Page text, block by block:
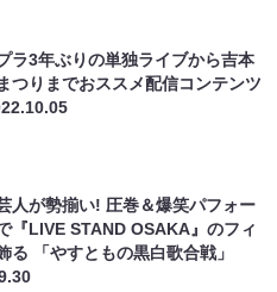
ラ3年ぶりの単独ライブから吉本
つりまでおススメ配信コンテンツ
人が勢揃い! 圧巻＆爆笑パフォー
『LIVE STAND OSAKA』のフィ
る 「やすともの黒白歌合戦」